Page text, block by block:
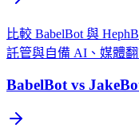
比較 BabelBot 與
託管與自備 AI、媒體翻
BabelBot vs